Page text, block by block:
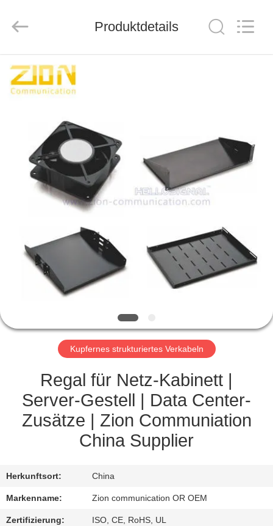
HAUS
ÜBER
UNS
FABRIK-
QUALITÄTSKONTROLLE
TRETEN
SIE
MIT
VERBINDUNG
FORDERN
ZITAT
SITEMAP
LTD.
Produktdetails
Kupfernes strukturiertes Verkabeln
Regal für Netz-Kabinett |
Server-Gestell | Data Center-
Zusätze | Zion Communiation
China Supplier
Herkunftsort: China
Markenname: Zion communication OR OEM
Zertifizierung: ISO, CE, RoHS, UL